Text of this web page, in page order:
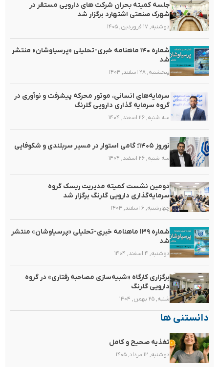
جلسه کمیته بحران شرکت های دارویی مستقر در
شهرک صنعتی اشتهارد برگزار شد
دوشنبه, ۱۷ فروردین, ۱۴۰۵
شماره ۱۴۰ ماهنامه خبری-تحلیلی «پرسیاوشان» منتشر
شد
پنجشنبه, ۲۸ اسفند, ۱۴۰۴
سرمایه‌های انسانی، موتور محرکه پیشرفت و نوآوری در
گروه سرمایه گذاری دارویی گلرنگ
سه شنبه, ۲۶ اسفند, ۱۴۰۴
نوروز ۱۴۰۵؛ گامی استوار در مسیر سربلندی و شکوفایی
سه شنبه, ۲۶ اسفند, ۱۴۰۴
دومین نشست کمیته مدیریت ریسک گروه
سرمایه‌گذاری دارویی گلرنگ برگزار شد
چهارشنبه, ۶ اسفند, ۱۴۰۴
شماره ۱۳۹ ماهنامه خبری-تحلیلی «پرسیاوشان» منتشر
شد
دوشنبه, ۴ اسفند, ۱۴۰۴
برگزاری کارگاه «شبیه‌سازی مصاحبه رفتاری» در گروه
دارویی گلرنگ
شنبه, ۲۵ بهمن, ۱۴۰۴
دانستنی ها
تغذیه صحیح و کامل
دوشنبه, ۱۲ مرداد, ۱۴۰۵